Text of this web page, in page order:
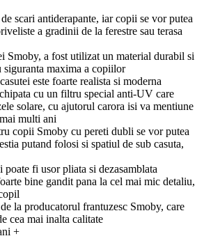
scari antiderapante, iar copii se vor putea
a gradinii de la ferestre sau terasa
Smoby, a fost utilizat un material durabil si
siguranta maxima a copiilor
este foarte realista si moderna
cu un filtru special anti-UV care
solare, cu ajutorul carora isi va mentiune
multi ani
copii Smoby cu pereti dubli se vor putea
putand folosi si spatiul de sub casuta,
fi usor pliata si dezasamblata
bine gandit pana la cel mai mic detaliu,
la producatorul frantuzesc Smoby, care
cea mai inalta calitate
+